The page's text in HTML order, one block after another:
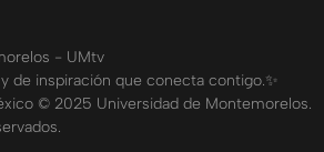
la dedicación puede transformar
- UMtv
de inspiración que conecta contigo.✨
© 2025 Universidad de Montemorelos.